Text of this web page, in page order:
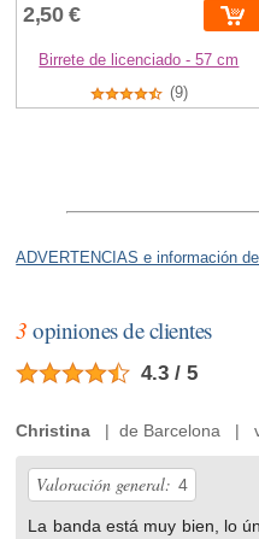
2,50 €
Birrete de licenciado - 57 cm
(9)
ADVERTENCIAS e información
3 opiniones de clientes
4.3 / 5
Christina | de Barcelona |
Valoración general: 4
La banda está muy bien, lo